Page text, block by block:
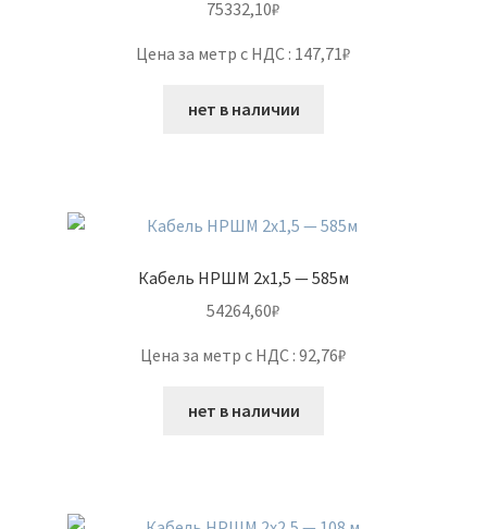
75332,10₽
Цена за метр с НДС : 147,71₽
нет в наличии
Кабель НРШМ 2х1,5 — 585м
54264,60₽
Цена за метр с НДС : 92,76₽
нет в наличии